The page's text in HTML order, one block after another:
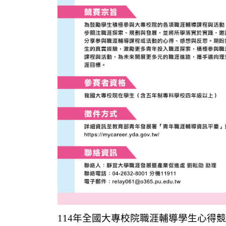
114年全國大專校院職涯輔導學生心得